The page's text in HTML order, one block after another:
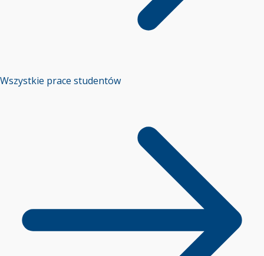
Wszystkie prace studentów